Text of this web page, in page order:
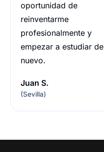
oportunidad de
reinventarme
profesionalmente y
empezar a estudiar de
nuevo.
Juan S.
(Sevilla)